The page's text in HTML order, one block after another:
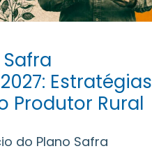
Estratégias
Produtor Rural
do Plano Safra